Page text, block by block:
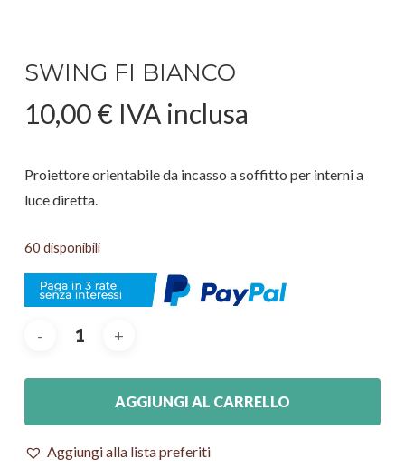
SWING FI BIANCO
10,00€ IVA inclusa
Proiettore orientabile da incasso a soffitto per interni a
luce diretta.
60 disponibili
AGGIUNGI AL CARRELLO
Aggiungi alla lista preferiti